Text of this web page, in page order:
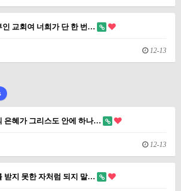
인 교회여 너희가 단 한 번…
12-13
은혜가 그리스도 안에 하나…
12-13
받지 못한 자처럼 되지 말…